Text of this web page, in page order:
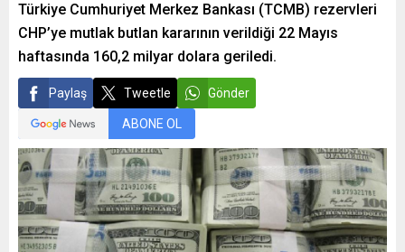
Türkiye Cumhuriyet Merkez Bankası (TCMB) rezervleri
CHP’ye mutlak butlan kararının verildiği 22 Mayıs
haftasında 160,2 milyar dolara geriledi.
Paylaş Tweetle Gönder
ABONE OL